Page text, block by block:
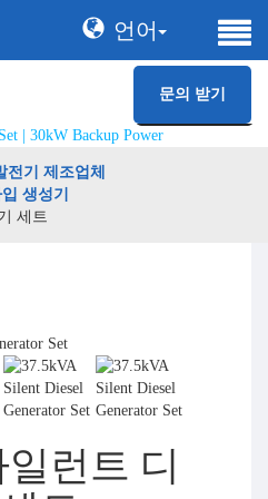
언어
문의 받기
전기 제조업체
생성기
세트
일런트 디